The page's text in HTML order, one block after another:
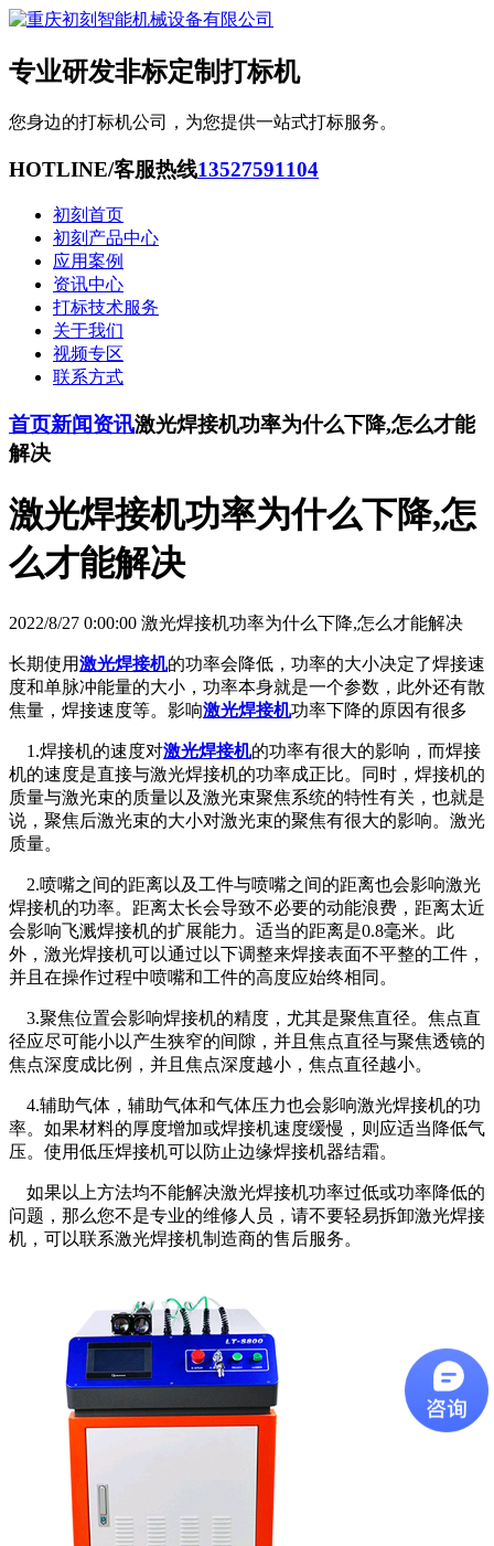
专业研发非标定制打标机
您身边的打标机公司，为您提供一站式打标服务。
HOTLINE/客服热线13527591104
初刻首页
初刻产品中心
应用案例
资讯中心
打标技术服务
关于我们
视频专区
联系方式
首页新闻资讯激光焊接机功率为什么下降,怎么才能
解决
激光焊接机功率为什么下降,怎
么才能解决
2022/8/27 0:00:00 激光焊接机功率为什么下降,怎么才能解决
长期使用激光焊接机的功率会降低，功率的大小决定了焊接速
度和单脉冲能量的大小，功率本身就是一个参数，此外还有散
焦量，焊接速度等。影响激光焊接机功率下降的原因有很多
1.焊接机的速度对激光焊接机的功率有很大的影响，而焊接
机的速度是直接与激光焊接机的功率成正比。同时，焊接机的
质量与激光束的质量以及激光束聚焦系统的特性有关，也就是
说，聚焦后激光束的大小对激光束的聚焦有很大的影响。激光
质量。
2.喷嘴之间的距离以及工件与喷嘴之间的距离也会影响激光
焊接机的功率。距离太长会导致不必要的动能浪费，距离太近
会影响飞溅焊接机的扩展能力。适当的距离是0.8毫米。此
外，激光焊接机可以通过以下调整来焊接表面不平整的工件，
并且在操作过程中喷嘴和工件的高度应始终相同。
3.聚焦位置会影响焊接机的精度，尤其是聚焦直径。焦点直
径应尽可能小以产生狭窄的间隙，并且焦点直径与聚焦透镜的
焦点深度成比例，并且焦点深度越小，焦点直径越小。
4.辅助气体，辅助气体和气体压力也会影响激光焊接机的功
率。如果材料的厚度增加或焊接机速度缓慢，则应适当降低气
压。使用低压焊接机可以防止边缘焊接机器结霜。
如果以上方法均不能解决激光焊接机功率过低或功率降低的
问题，那么您不是专业的维修人员，请不要轻易拆卸激光焊接
机，可以联系激光焊接机制造商的售后服务。